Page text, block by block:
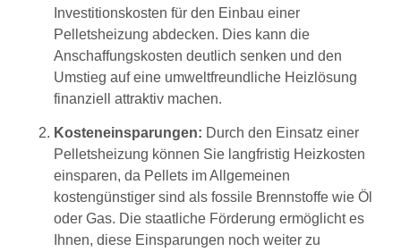
Investitionskosten für den Einbau einer
Pelletsheizung abdecken. Dies kann die
Anschaffungskosten deutlich senken und den
Umstieg auf eine umweltfreundliche Heizlösung
finanziell attraktiv machen.
Kosteneinsparungen: Durch den Einsatz einer
Pelletsheizung können Sie langfristig Heizkosten
einsparen, da Pellets im Allgemeinen
kostengünstiger sind als fossile Brennstoffe wie Öl
oder Gas. Die staatliche Förderung ermöglicht es
Ihnen, diese Einsparungen noch weiter zu